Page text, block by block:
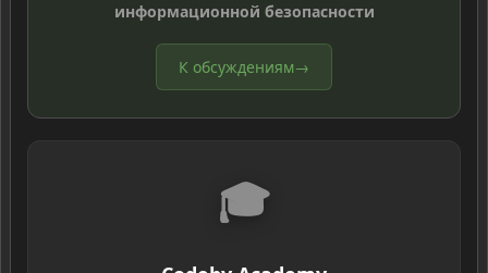
информационной безопасности
К обсуждениям→
🎓